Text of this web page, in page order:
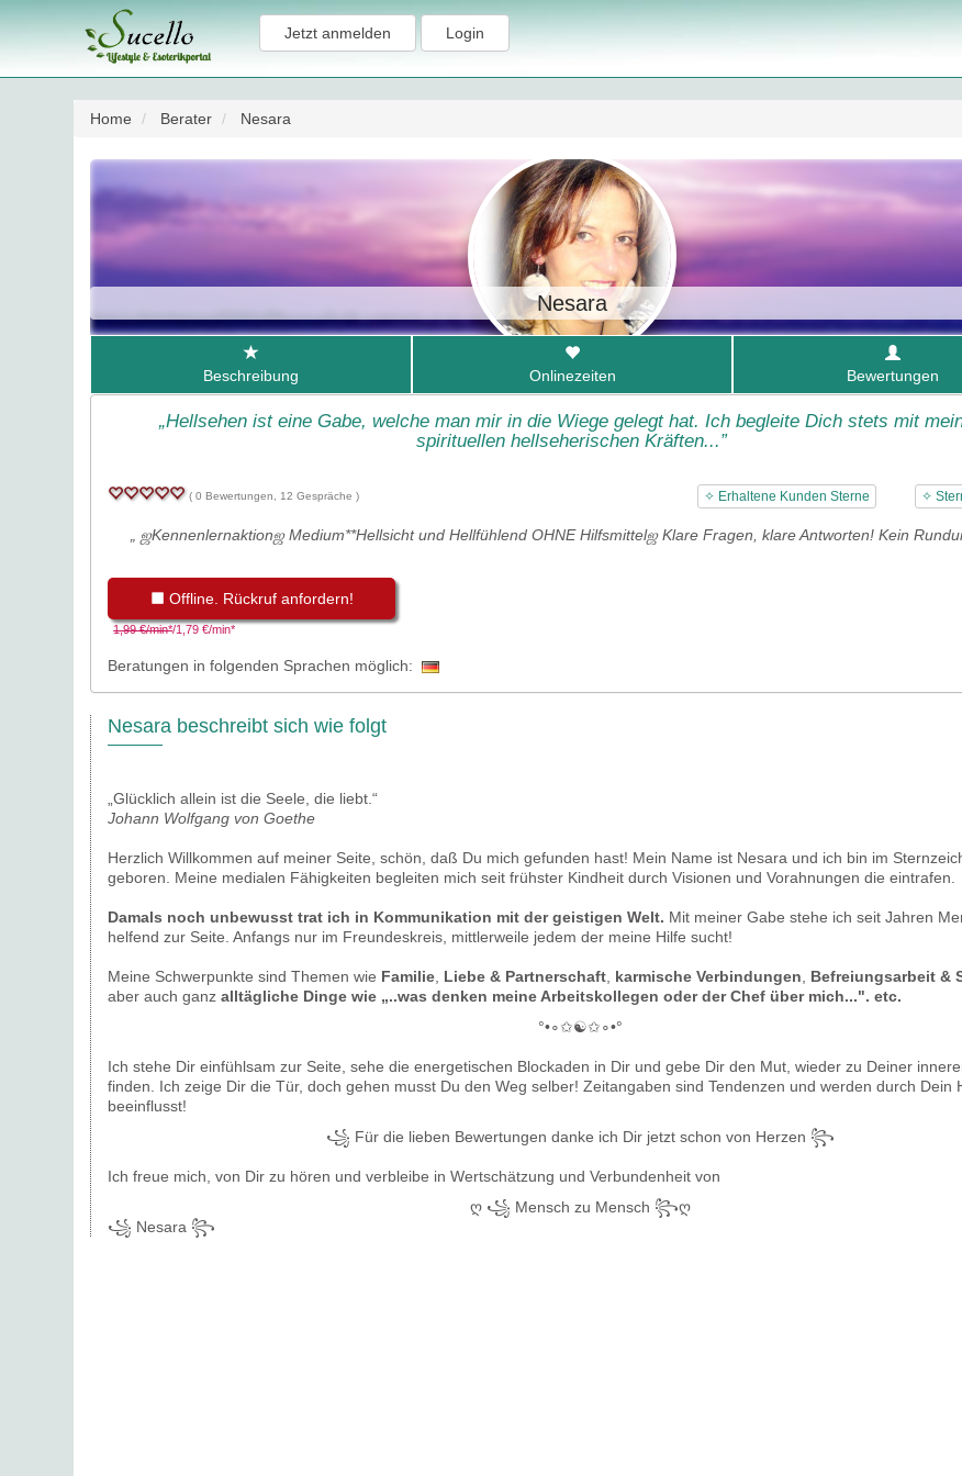
Jetzt anmelden Login
Home Berater Nesara
Nesara
Beschreibung Onlinezeiten Bewertungen
„Hellsehen ist eine Gabe, welche man mir in die Wiege gelegt hat. Ich begleite Dich stets mit
spirituellen hellseherischen Kräften...”
( 0 Bewertungen, 12 Gespräche ) ✧ Erhaltene Kunden Sterne ✧
„ ஜKennenlernaktionஜ Medium**Hellsicht und Hellfühlend OHNE Hilfsmittelஜ Klare Fragen, klare Antworten! Kein
Offline. Rückruf anfordern!
1,99 €/min*/1,79 €/min*
Beratungen in folgenden Sprachen möglich:
Nesara beschreibt sich wie folgt
„Glücklich allein ist die Seele, die liebt.“
Johann Wolfgang von Goethe
Herzlich Willkommen auf meiner Seite, schön, daß Du mich gefunden hast! Mein Name ist Nesara und ich bin im
geboren. Meine medialen Fähigkeiten begleiten mich seit frühster Kindheit durch Visionen und Vorahnungen die eintrafen.
Damals noch unbewusst trat ich in Kommunikation mit der geistigen Welt. Mit meiner Gabe stehe ich seit Jahren
helfend zur Seite. Anfangs nur im Freundeskreis, mittlerweile jedem der meine Hilfe sucht!
Meine Schwerpunkte sind Themen wie Familie Liebe & Partnerschaft karmische Verbindungen Befreiungsarbeit &
aber auch ganzalltägliche Dinge wie „..was denken meine Arbeitskollegen oder der Chef über mich...". etc.
°•∘✩☯✩∘•°
Ich stehe Dir einfühlsam zur Seite, sehe die energetischen Blockaden in Dir und gebe Dir den Mut, wieder zu Deiner
finden. Ich zeige Dir die Tür, doch gehen musst Du den Weg selber! Zeitangaben sind Tendenzen und werden durch Dein
beeinflusst!
꧁ Für die lieben Bewertungen danke ich Dir jetzt schon von Herzen ꧂
Ich freue mich, von Dir zu hören und verbleibe in Wertschätzung und Verbundenheit von
ღ ꧁ Mensch zu Mensch ꧂ღ
꧁ Nesara ꧂